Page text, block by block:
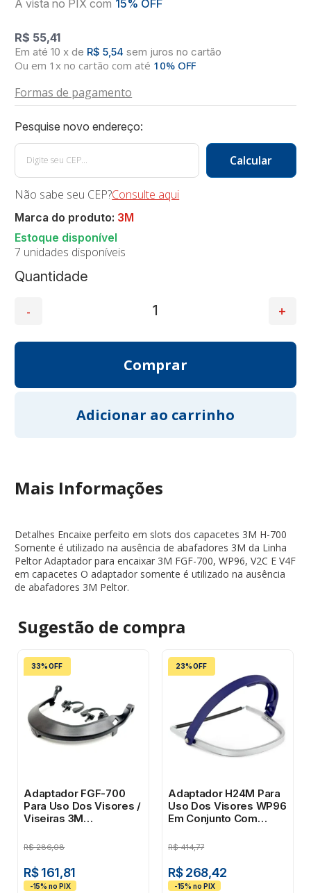
R$ 55,41
10 x de R$ 5,54 sem juros no cartão
Ou em 1x no cartão com até 10% OFF
Formas de pagamento
Quantidade
Não sabe seu CEP?Consulte aqui
7 unidades disponíveis
Marca do produto: 3M
Mais Informações
Detalhes Encaixe perfeito em slots dos capacetes 3M H-700
Somente é utilizado na ausência de abafadores 3M da Linha
Peltor Adaptador para encaixar 3M FGF-700, WP96, V2C E V4F
em capacetes O adaptador somente é utilizado na ausência
de abafadores 3M Peltor.
Sugestão de compra
33% OFF
Adaptador FGF-700
Para Uso Dos Visores /
Viseiras 3M
R$ 286,08
R$ 161,81
23% OFF
Adaptador H24M Para
Uso Dos Visores WP96
Em Conjunto Com
R$ 414,77
R$ 268,42